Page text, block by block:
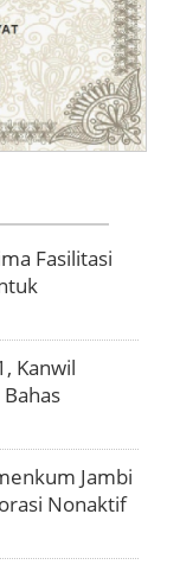
Fasilitasi
Kanwil
Jambi
Nonaktif